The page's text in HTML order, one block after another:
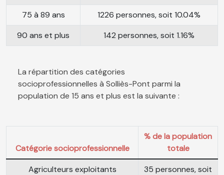
75 à 89 ans
1226 personnes, soit 10.04%
90 ans et plus
142 personnes, soit 1.16%
La répartition des catégories
socioprofessionnelles à Solliès-Pont parmi la
population de 15 ans et plus est la suivante :
Catégorie socioprofessionnelle
% de la population
totale
Agriculteurs exploitants
35 personnes, soit